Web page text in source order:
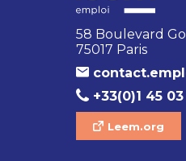
58 Boulevard
75017 Paris
+33(0)1 45
Leem.org